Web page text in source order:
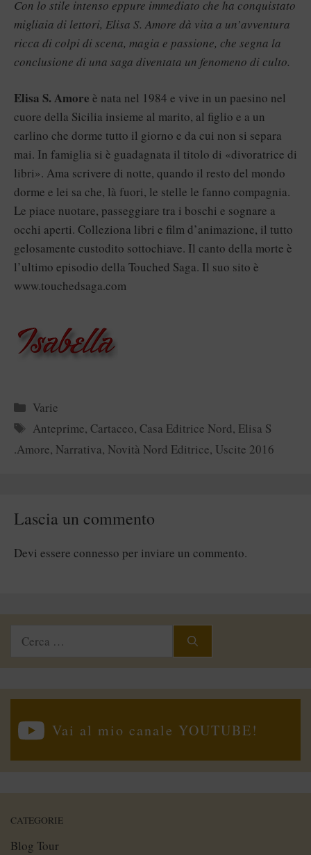
Con lo stile intenso eppure immediato che ha conquistato
migliaia di lettori, Elisa S. Amore dà vita a un’avventura
ricca di colpi di scena, magia e passione, che segna la
conclusione di una saga diventata un fenomeno di culto.
Elisa S. Amore è nata nel 1984 e vive in un paesino nel
cuore della Sicilia insieme al marito, al figlio e a un
carlino che dorme tutto il giorno e da cui non si separa
mai. In famiglia si è guadagnata il titolo di «divoratrice di
libri». Ama scrivere di notte, quando il resto del mondo
dorme e lei sa che, là fuori, le stelle le fanno compagnia.
Le piace nuotare, passeggiare tra i boschi e sognare a
occhi aperti. Colleziona libri e film d’animazione, il tutto
gelosamente custodito sottochiave. Il canto della morte è
l’ultimo episodio della Touched Saga. Il suo sito è
www.touchedsaga.com
Categorie
Varie
Tag
Anteprime,Cartaceo,Casa Editrice Nord, Elisa S
.Amore, Narrativa, Novità Nord Editrice, Uscite 2016
Lascia un commento
Devi essere connesso per inviare un commento.
Ricerca
Vai al mio canale YOUTUBE!
CATEGORIE
Blog Tour